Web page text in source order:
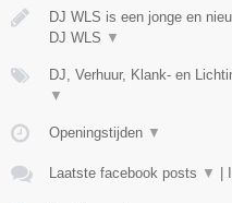
DJ WLS is een jonge en
DJ WLS ▼
DJ, Verhuur, Klank- en
▼
Openingstijden ▼
Laatste facebook posts ▼